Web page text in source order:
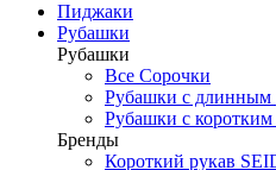
Пиджаки
Рубашки
Рубашки
Все Сорочки
Рубашки с длинным
Рубашки с
Бренды
Короткий рукав